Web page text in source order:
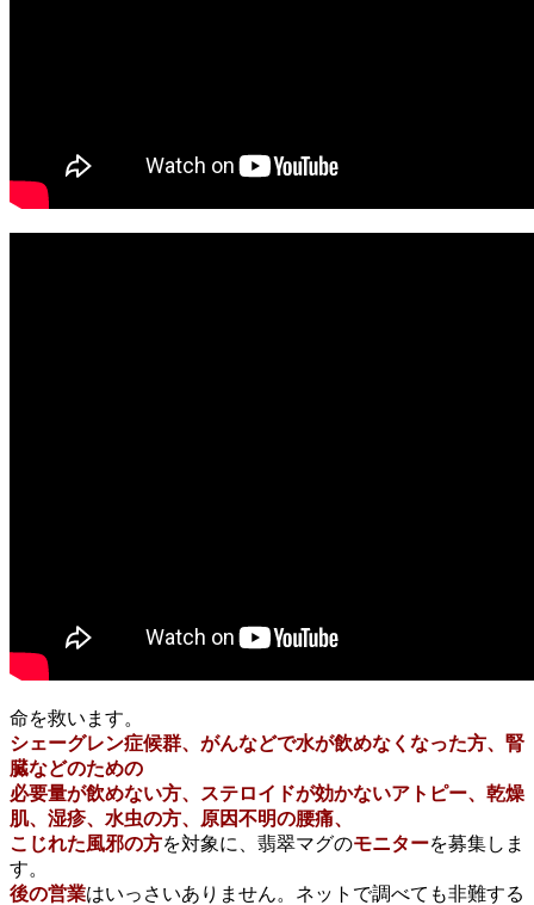
命を救います。
シェーグレン症候群、がんなどで水が飲めなくなった方、腎
臓などのための
必要量が飲めない方、ステロイドが効かないアトピー、乾燥
肌、湿疹、水虫の方、原因不明の腰痛、
こじれた風邪の方を対象に、翡翠マグのモニターを募集しま
す。
後の営業はいっさいありません。ネットで調べても非難する